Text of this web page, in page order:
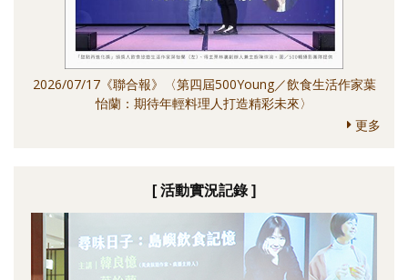
2026/07/17《聯合報》〈第四屆500Young／飲食生活作家葉
怡蘭：期待年輕料理人打造精彩未來〉
更多
[ 活動實況記錄 ]